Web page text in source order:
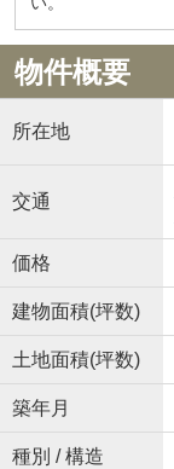
物件概要
所在地
交通
価格
建物面積(坪数)
土地面積(坪数)
築年月
種別 / 構造